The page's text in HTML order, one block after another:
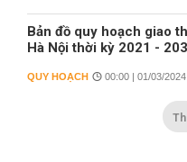
Bản đồ quy hoạch giao
Hà Nội thời kỳ 2021 -
QUY HOẠCH 00:00 | 01/03/2024